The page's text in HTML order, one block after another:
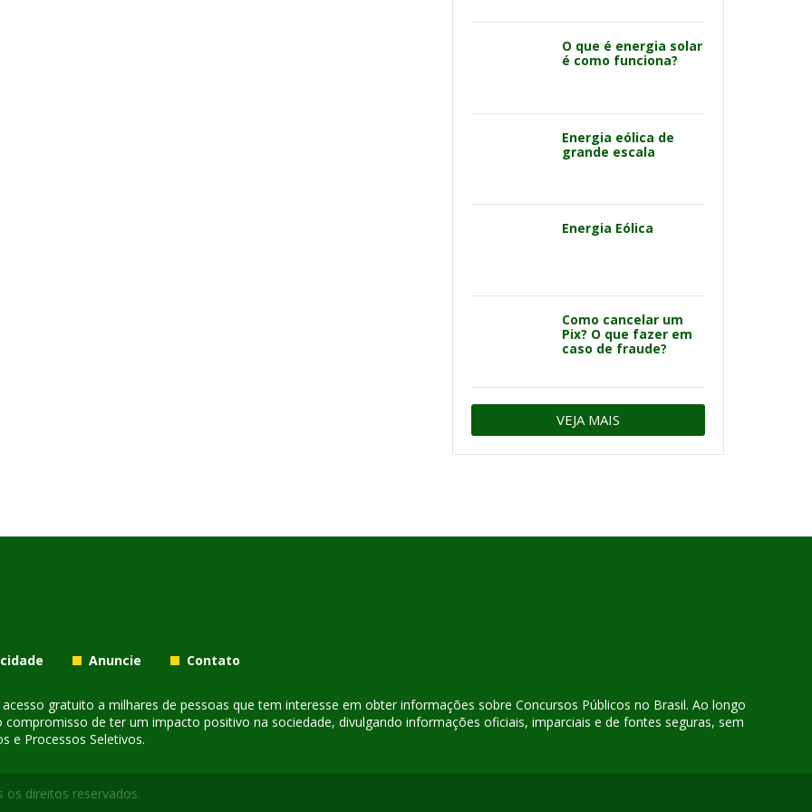
O que é energia solar
é como funciona?
Energia eólica de
grande escala
Energia Eólica
Como cancelar um
Pix? O que fazer em
caso de fraude?
VEJA MAIS
Anuncie Contato
gratuito a milhares de pessoas que tem interesse em obter informações sobre Concursos Públicos no Brasil. Ao longo
de ter um impacto positivo na sociedade, divulgando informações oficiais, imparciais e de fontes seguras, sem
e Processos Seletivos.
os direitos reservados.